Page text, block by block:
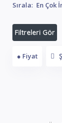
Sırala: En Çok
Filtreleri Gör
● Fiyat